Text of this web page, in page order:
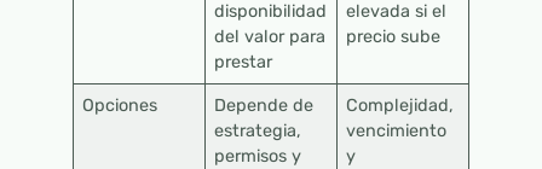
disponibilidad
del valor para
prestar
elevada si el
precio sube
Opciones
Depende de
estrategia,
permisos y
Complejidad,
vencimiento
y